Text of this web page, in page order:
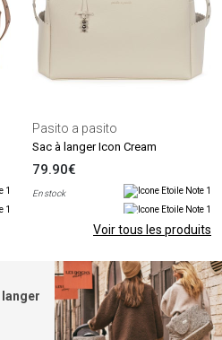
Pasito a pasito
Sac à langer Icon Cream
79.90€
En stock
Voir tous les produits